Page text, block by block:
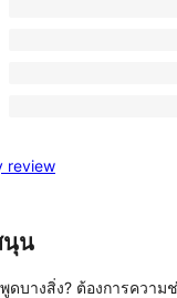
review
นุน
ดบางสิ่ง? ต้องการความ